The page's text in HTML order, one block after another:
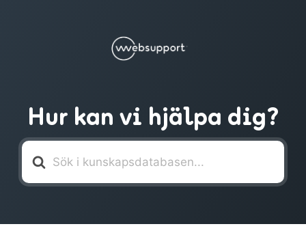
Hur kan vi hjälpa dig?
Söker
efter